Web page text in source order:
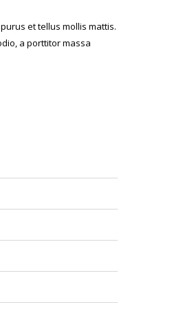
et tellus mollis mattis.
a porttitor massa